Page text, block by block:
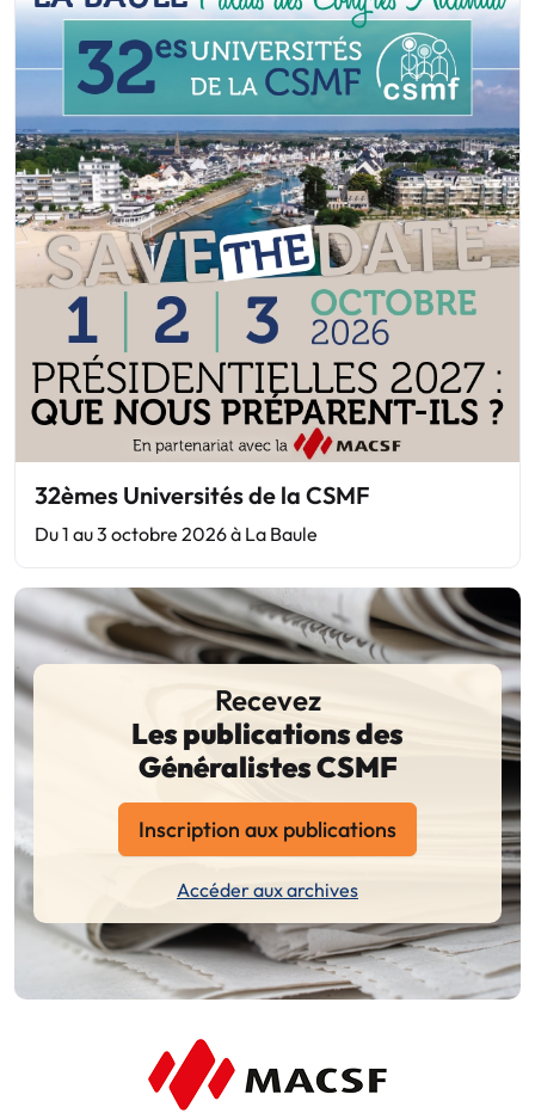
32èmes Universités de la CSMF
Du 1 au 3 octobre 2026 à La Baule
Recevez
Les publications des
Généralistes CSMF
Inscription aux publications
Accéder aux archives